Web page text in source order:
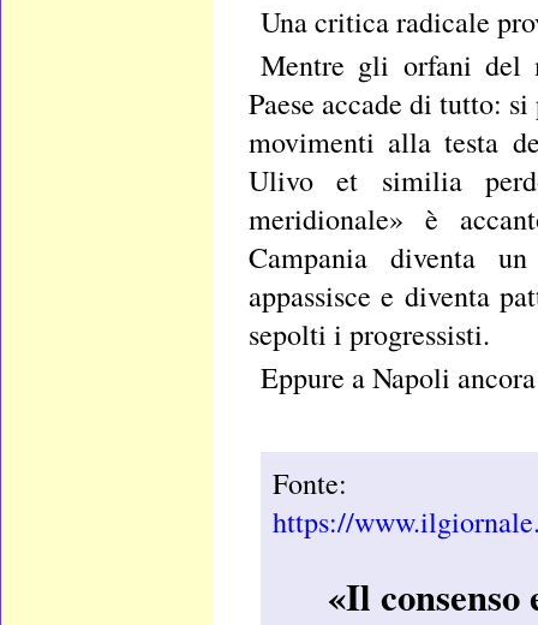
Una critica radicale
Mentre gli orfani del
Paese accade di tutto:
movimenti alla testa
Ulivo et similia
meridionale» è
Campania diventa
appassisce e diventa
sepolti i progressisti.
Eppure a Napoli
Fonte:
https://
«Il